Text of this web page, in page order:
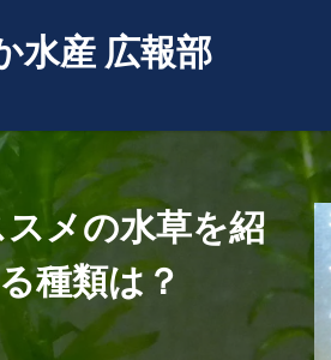
水産 広報部
メの水草を紹
種類は？